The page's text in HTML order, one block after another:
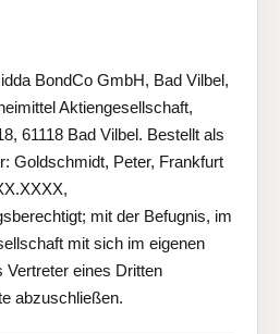
BondCo GmbH, Bad Vilbel,
Aktiengesellschaft,
61118 Bad Vilbel. Bestellt als
Goldschmidt, Peter, Frankfurt
mit der Befugnis, im
mit sich im eigenen
Vertreter eines Dritten
abzuschließen.